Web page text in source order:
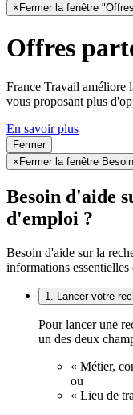
×Fermer la fenêtre
Offres
France Travail améliore
vous proposant plus
En savoir plus
Fermer
× Fermer la fenêtre
Besoin d'aide
d'emploi ?
Besoin d'aide sur la
informations
1. Lancer votre
Pour lancer une
un des deux
« Métier,
ou
« Lieu de